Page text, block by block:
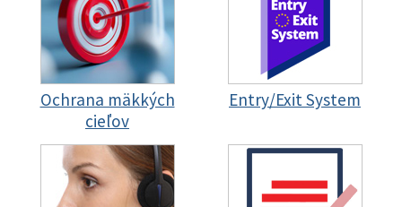
Ochrana mäkkých
cieľov
Entry/Exit System